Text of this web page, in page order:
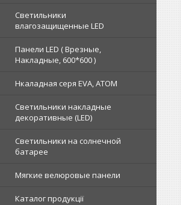
Светильники
влагозащищенные LED
Панели LED ( Врезные,
Накладные, 600*600 )
Нкаладная серя EVA, ATOM
Светильники накладные
декоративные (LED)
Светильники на солнечной
батарее
Мягкие велюровые панели
Каталог продукції